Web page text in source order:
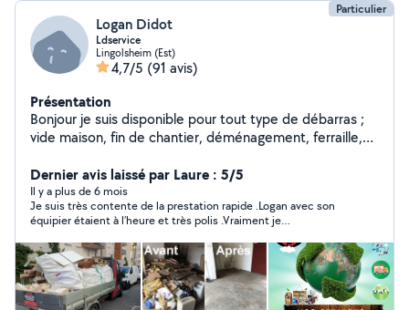
Particulier
Logan Didot
Ldservice
Lingolsheim (Est)
4,7/5 (91 avis)
Présentation
Bonjour je suis disponible pour tout type de débarras ;
vide maison, fin de chantier, déménagement, ferraille,
trajets colis. Je suis preneur de toute vos demande.
Dernier avis laissé par Laure : 5/5
Il y a plus de 6 mois
Je suis très contente de la prestation rapide .Logan avec son
équipier étaient à l’heure et très polis .Vraiment je
nouveau .Merci encore